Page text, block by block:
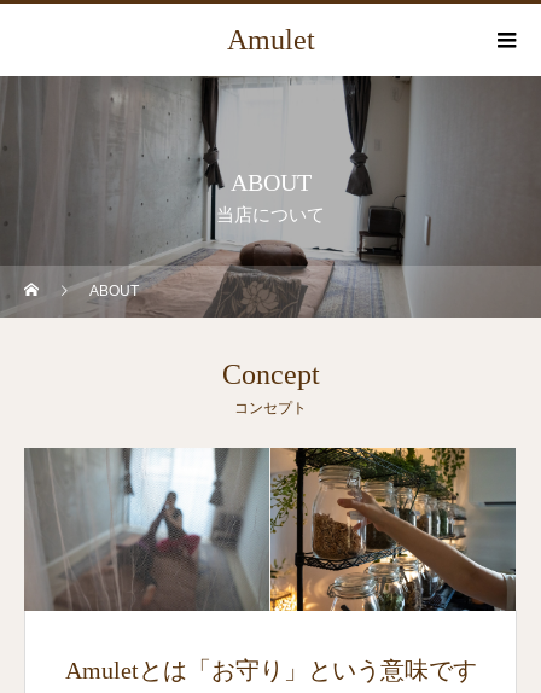
Amulet
ABOUT
当店について
ABOUT
Concept
コンセプト
Amuletとは「お守り」という意味です